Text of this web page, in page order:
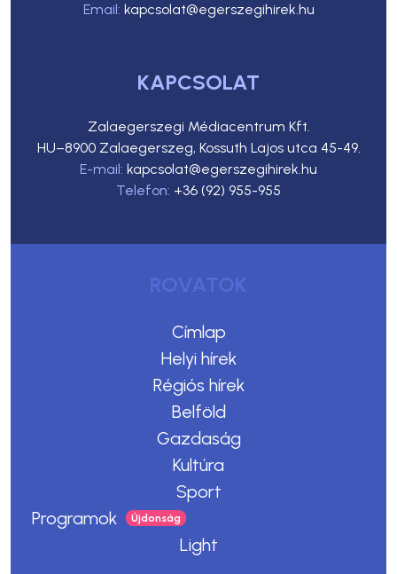
Email: kapcsolat@egerszegihirek.hu
KAPCSOLAT
Zalaegerszegi Médiacentrum Kft.
HU–8900 Zalaegerszeg, Kossuth Lajos utca 45-49.
E-mail: kapcsolat@egerszegihirek.hu
Telefon: +36 (92) 955-955
ROVATOK
Címlap
Helyi hírek
Régiós hírek
Belföld
Gazdaság
Kultúra
Sport
Programok
Light